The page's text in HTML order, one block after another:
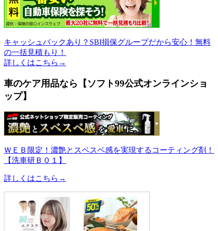
キャッシュバックあり？SBI損保グループだから安心！無料
の一括見積もり！
詳しくはこちら→
車のケア用品なら【ソフト99公式オンラインショ
ップ】
ＷＥＢ限定！濃艶とスベスベ感を実現するコーティング剤！
【洗車研Ｂ０１】
詳しくはこちら→